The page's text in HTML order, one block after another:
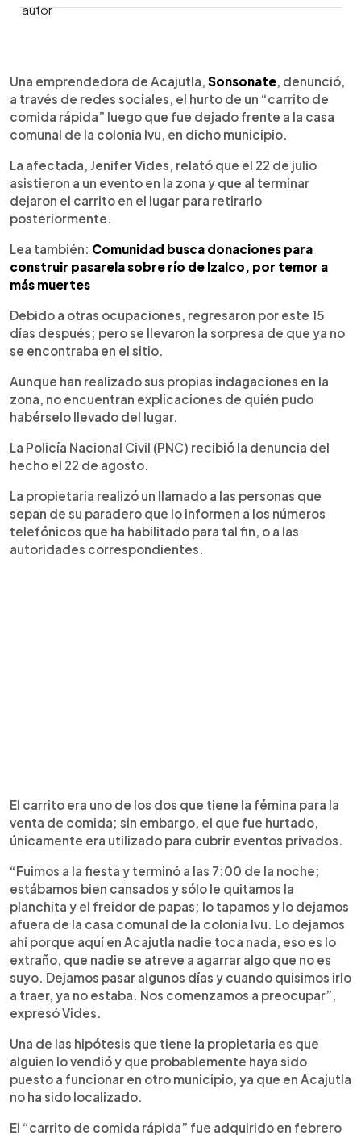
Escuchar artículo
Una emprendedora de Acajutla, Sonsonate , denunció,
a través de redes sociales, el hurto de un “carrito de
comida rápida” luego que fue dejado frente a la casa
comunal de la colonia Ivu, en dicho municipio.
La afectada, Jenifer Vides, relató que el 22 de julio
asistieron a un evento en la zona y que al terminar
dejaron el carrito en el lugar para retirarlo
posteriormente.
Lea también: Comunidad busca donaciones para
construir pasarela sobre río de Izalco, por temor a
más muertes
Debido a otras ocupaciones, regresaron por este 15
días después; pero se llevaron la sorpresa de que ya no
se encontraba en el sitio.
Aunque han realizado sus propias indagaciones en la
zona, no encuentran explicaciones de quién pudo
habérselo llevado del lugar.
La Policía Nacional Civil (PNC) recibió la denuncia del
hecho el 22 de agosto.
La propietaria realizó un llamado a las personas que
sepan de su paradero que lo informen a los números
telefónicos que ha habilitado para tal fin, o a las
autoridades correspondientes.
El carrito era uno de los dos que tiene la fémina para la
venta de comida; sin embargo, el que fue hurtado,
únicamente era utilizado para cubrir eventos privados.
“Fuimos a la fiesta y terminó a las 7:00 de la noche;
estábamos bien cansados y sólo le quitamos la
planchita y el freidor de papas; lo tapamos y lo dejamos
afuera de la casa comunal de la colonia Ivu. Lo dejamos
ahí porque aquí en Acajutla nadie toca nada, eso es lo
extraño, que nadie se atreve a agarrar algo que no es
suyo. Dejamos pasar algunos días y cuando quisimos irlo
a traer, ya no estaba. Nos comenzamos a preocupar”,
expresó Vides.
Una de las hipótesis que tiene la propietaria es que
alguien lo vendió y que probablemente haya sido
puesto a funcionar en otro municipio, ya que en Acajutla
no ha sido localizado.
El “carrito de comida rápida” fue adquirido en febrero